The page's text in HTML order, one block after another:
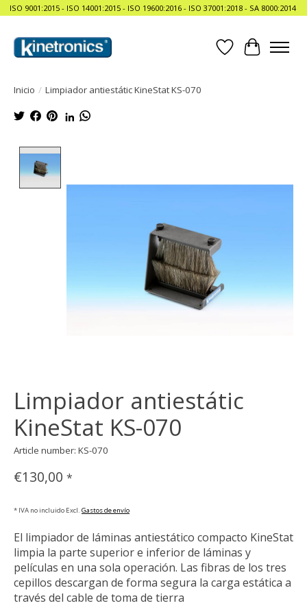
ISO 9001:2015 - ISO 14001:2015 - ISO 19600:2016 - ISO 37001:2018 - SA 8000:2014
Lista de deseos
Cesta
Inicio / Limpiador antiestátic KineStat KS-070
Limpiador antiestátic
KineStat KS-070
Article number: KS-070
€130,00 *
* IVA no incluido Excl. Gastos de envío
El limpiador de láminas antiestático compacto KineStat
limpia la parte superior e inferior de láminas y
películas en una sola operación. Las fibras de los tres
cepillos descargan de forma segura la carga estática a
través del cable de toma de tierra